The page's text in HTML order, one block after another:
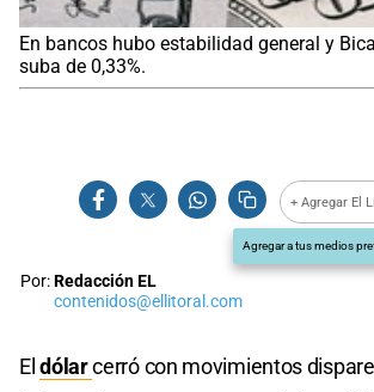
En bancos hubo estabilidad general y
suba de 0,33%.
+ Agregar El
Agregar a tus medios
Por:Redacción EL
contenidos@ellitoral.com
Eldólarcerró con movimientos